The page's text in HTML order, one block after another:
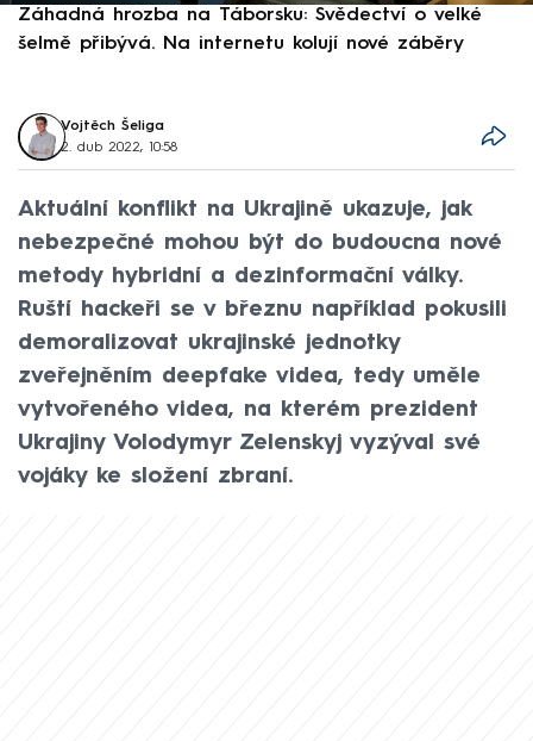
Záhadná hrozba na Táborsku: Svědectví o velké
šelmě přibývá. Na internetu kolují nové záběry
Vojtěch Šeliga
2. dub 2022, 10:58
Aktuální konflikt na Ukrajině ukazuje, jak
nebezpečné mohou být do budoucna nové
metody hybridní a dezinformační války.
Ruští hackeři se v březnu například pokusili
demoralizovat ukrajinské jednotky
zveřejněním deepfake videa, tedy uměle
vytvořeného videa, na kterém prezident
Ukrajiny Volodymyr Zelenskyj vyzýval své
vojáky ke složení zbraní.